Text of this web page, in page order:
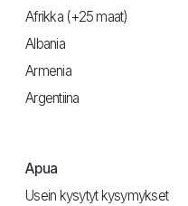
Afrikka (+25 maat)
Albania
Armenia
Argentiina
Apua
Usein kysytyt kysymykset